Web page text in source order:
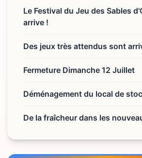
Le Festival du Jeu des Sables
arrive !
Des jeux très attendus sont
Fermeture Dimanche 12 Juillet
Déménagement du local de
De la fraîcheur dans les